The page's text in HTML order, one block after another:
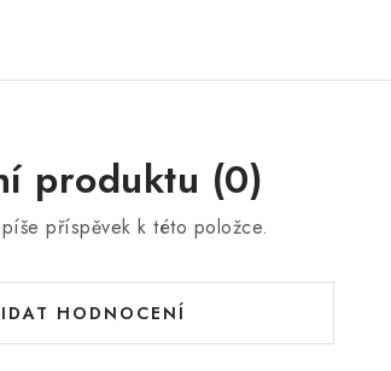
produktu (0)
příspěvek k této položce.
HODNOCENÍ